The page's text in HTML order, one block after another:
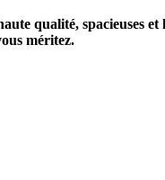
qualité, spacieuses
méritez.